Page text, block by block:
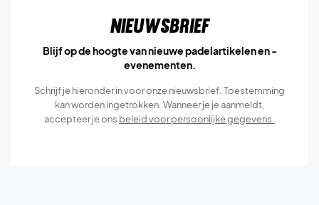
Nieuwsbrief
Blijf op de hoogte van nieuwe padelartikelen en -
evenementen.
Schrijf je hieronder in voor onze nieuwsbrief. Toestemming
kan worden ingetrokken. Wanneer je je aanmeldt,
accepteer je ons beleid voor persoonlijke gegevens.